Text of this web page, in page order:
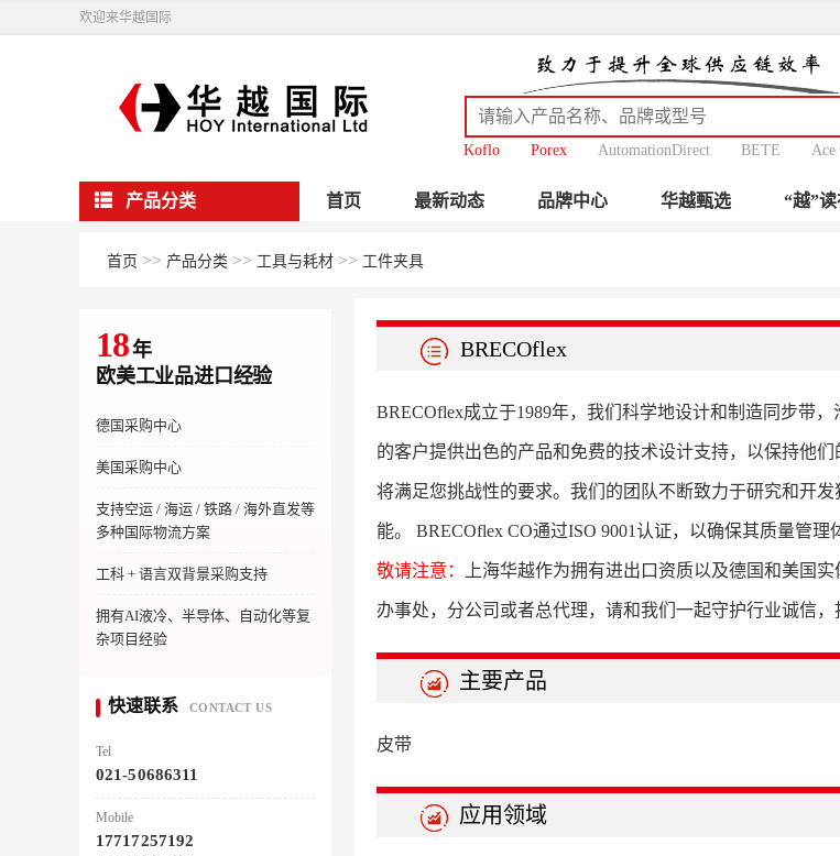
欢迎来华越国际
Koflo Porex AutomationDirect BETE Ace
首页 最新动态 品牌中心 华越甄选 “越”
产品分类
首页 >> 产品分类 >> 工具与耗材 >> 工件夹具
18年
欧美工业品进口经验
德国采购中心
美国采购中心
支持空运 / 海运 / 铁路 / 海外直发等
多种国际物流方案
工科 + 语言双背景采购支持
拥有AI液冷、半导体、自动化等复
杂项目经验
快速联系 CONTACT US
Tel
021-50686311
Mobile
17717257192
BRECOflex
BRECOflex成立于1989年，我们科学地设计和制造同步带
的客户提供出色的产品和免费的技术设计支持，以保持他
将满足您挑战性的要求。我们的团队不断致力于研究和开
能。 BRECOflex CO通过ISO 9001认证，以确保其质量管理
敬请注意： 上海华越作为拥有进出口资质以及德国和美国
办事处，分公司或者总代理，请和我们一起守护行业诚信，
主要产品
皮带
应用领域